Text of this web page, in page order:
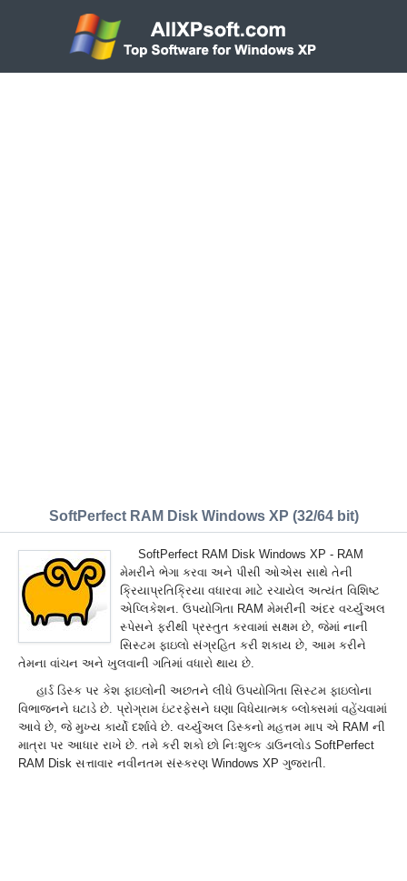
SoftPerfect RAM Disk Windows XP (32/64 bit)
SoftPerfect RAM Disk Windows XP - RAM
મેમરીને ભેગા કરવા અને પીસી ઓએસ સાથે તેની
ક્રિયાપ્રતિક્રિયા વધારવા માટે રચાયેલ અત્યંત વિશિષ્ટ
એપ્લિકેશન. ઉપયોગિતા RAM મેમરીની અંદર વર્ચ્યુઅલ
સ્પેસને ફરીથી પ્રસ્તુત કરવામાં સક્ષમ છે, જેમાં નાની
સિસ્ટમ ફાઇલો સંગ્રહિત કરી શકાય છે, આમ કરીને
તેમના વાંચન અને ખુલવાની ગતિમાં વધારો થાય છે.
હાર્ડ ડિસ્ક પર કેશ ફાઇલોની અછતને લીધે ઉપયોગિતા સિસ્ટમ ફાઇલોના
વિભાજનને ઘટાડે છે. પ્રોગ્રામ ઇંટરફેસને ઘણા વિધેયાત્મક બ્લોક્સમાં વહેંચવામાં
આવે છે, જે મુખ્ય કાર્યો દર્શાવે છે. વર્ચ્યુઅલ ડિસ્કનો મહત્તમ માપ એ RAM ની
માત્રા પર આધાર રાખે છે. તમે કરી શકો છો નિઃશુલ્ક ડાઉનલોડ SoftPerfect
RAM Disk સત્તાવાર નવીનતમ સંસ્કરણ Windows XP ગુજરાતીં.